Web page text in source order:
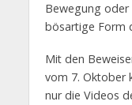
Bewegung oder
bösartige Form
Mit den
vom 7. Oktober
nur die Videos